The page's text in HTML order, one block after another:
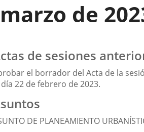
marzo de
de sesiones
el borrador del Acta de la
22 de febrero de 2023.
DE PLANEAMIENTO